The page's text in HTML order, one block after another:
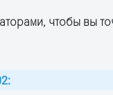
чтобы вы